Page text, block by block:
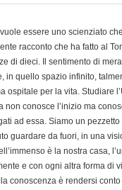
essere uno scienziato
racconto che ha fatto al
di dieci. Il sentimento di
in quello spazio infinito,
ospitale per la vita. Studiare
conosce l’inizio ma
ad essa. Siamo un
guardare da fuori, in una
è la nostra casa,
e con ogni altra forma di
conoscenza è rendersi conto